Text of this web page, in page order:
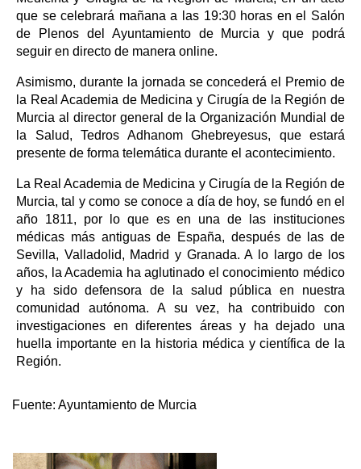
que se celebrará mañana a las 19:30 horas en el Salón
de Plenos del Ayuntamiento de Murcia y que podrá
seguir en directo de manera online.
Asimismo, durante la jornada se concederá el Premio de
la Real Academia de Medicina y Cirugía de la Región de
Murcia al director general de la Organización Mundial de
la Salud, Tedros Adhanom Ghebreyesus, que estará
presente de forma telemática durante el acontecimiento.
La Real Academia de Medicina y Cirugía de la Región de
Murcia, tal y como se conoce a día de hoy, se fundó en el
año 1811, por lo que es en una de las instituciones
médicas más antiguas de España, después de las de
Sevilla, Valladolid, Madrid y Granada. A lo largo de los
años, la Academia ha aglutinado el conocimiento médico
y ha sido defensora de la salud pública en nuestra
comunidad autónoma. A su vez, ha contribuido con
investigaciones en diferentes áreas y ha dejado una
huella importante en la historia médica y científica de la
Región.
Fuente: Ayuntamiento de Murcia